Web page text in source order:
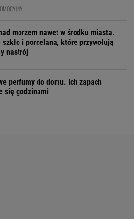
morzem nawet w środku miasta.
szkło i porcelana, które przywołują
nastrój
perfumy do domu. Ich zapach
się godzinami